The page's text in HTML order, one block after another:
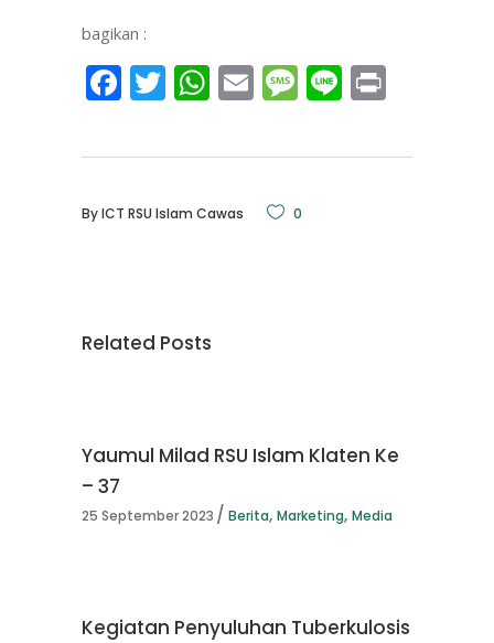
bagikan :
Facebook
Twitter
WhatsApp
EmailMessage
Line
ByICT RSU Islam Cawas 0
Related Posts
Yaumul Milad RSU Islam Klaten Ke
– 37
25 September 2023 Berita, Marketing, Media
Kegiatan Penyuluhan Tuberkulosis